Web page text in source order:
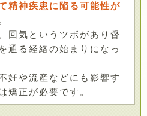
精神疾患に陥る可能性が
回気というツボがあり督
通る経絡の始まりになっ
妊や流産などにも影響す
矯正が必要です。